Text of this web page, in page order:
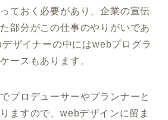
ておく必要があり、企業の宣伝
部分がこの仕事のやりがいであ
ザイナーの中にはwebプログラ
ースもあります。
プロデューサーやプランナーと
ますので、webデザインに留ま